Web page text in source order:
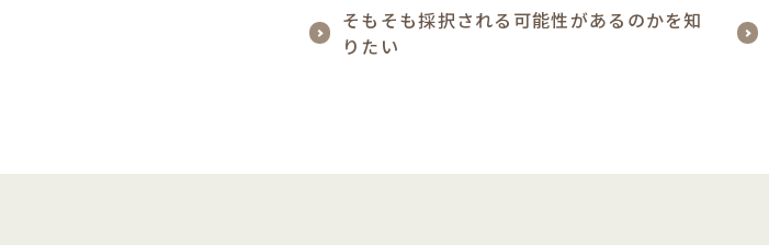
そもそも採択される可能性があるのかを知
りたい